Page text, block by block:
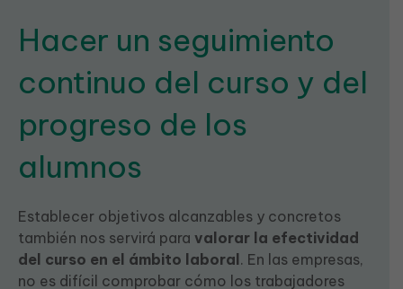
Hacer un seguimiento
continuo del curso y del
progreso de los
alumnos
Establecer objetivos alcanzables y concretos
también nos servirá para valorar la efectividad
del curso en el ámbito laboral. En las empresas,
no es difícil comprobar cómo los trabajadores